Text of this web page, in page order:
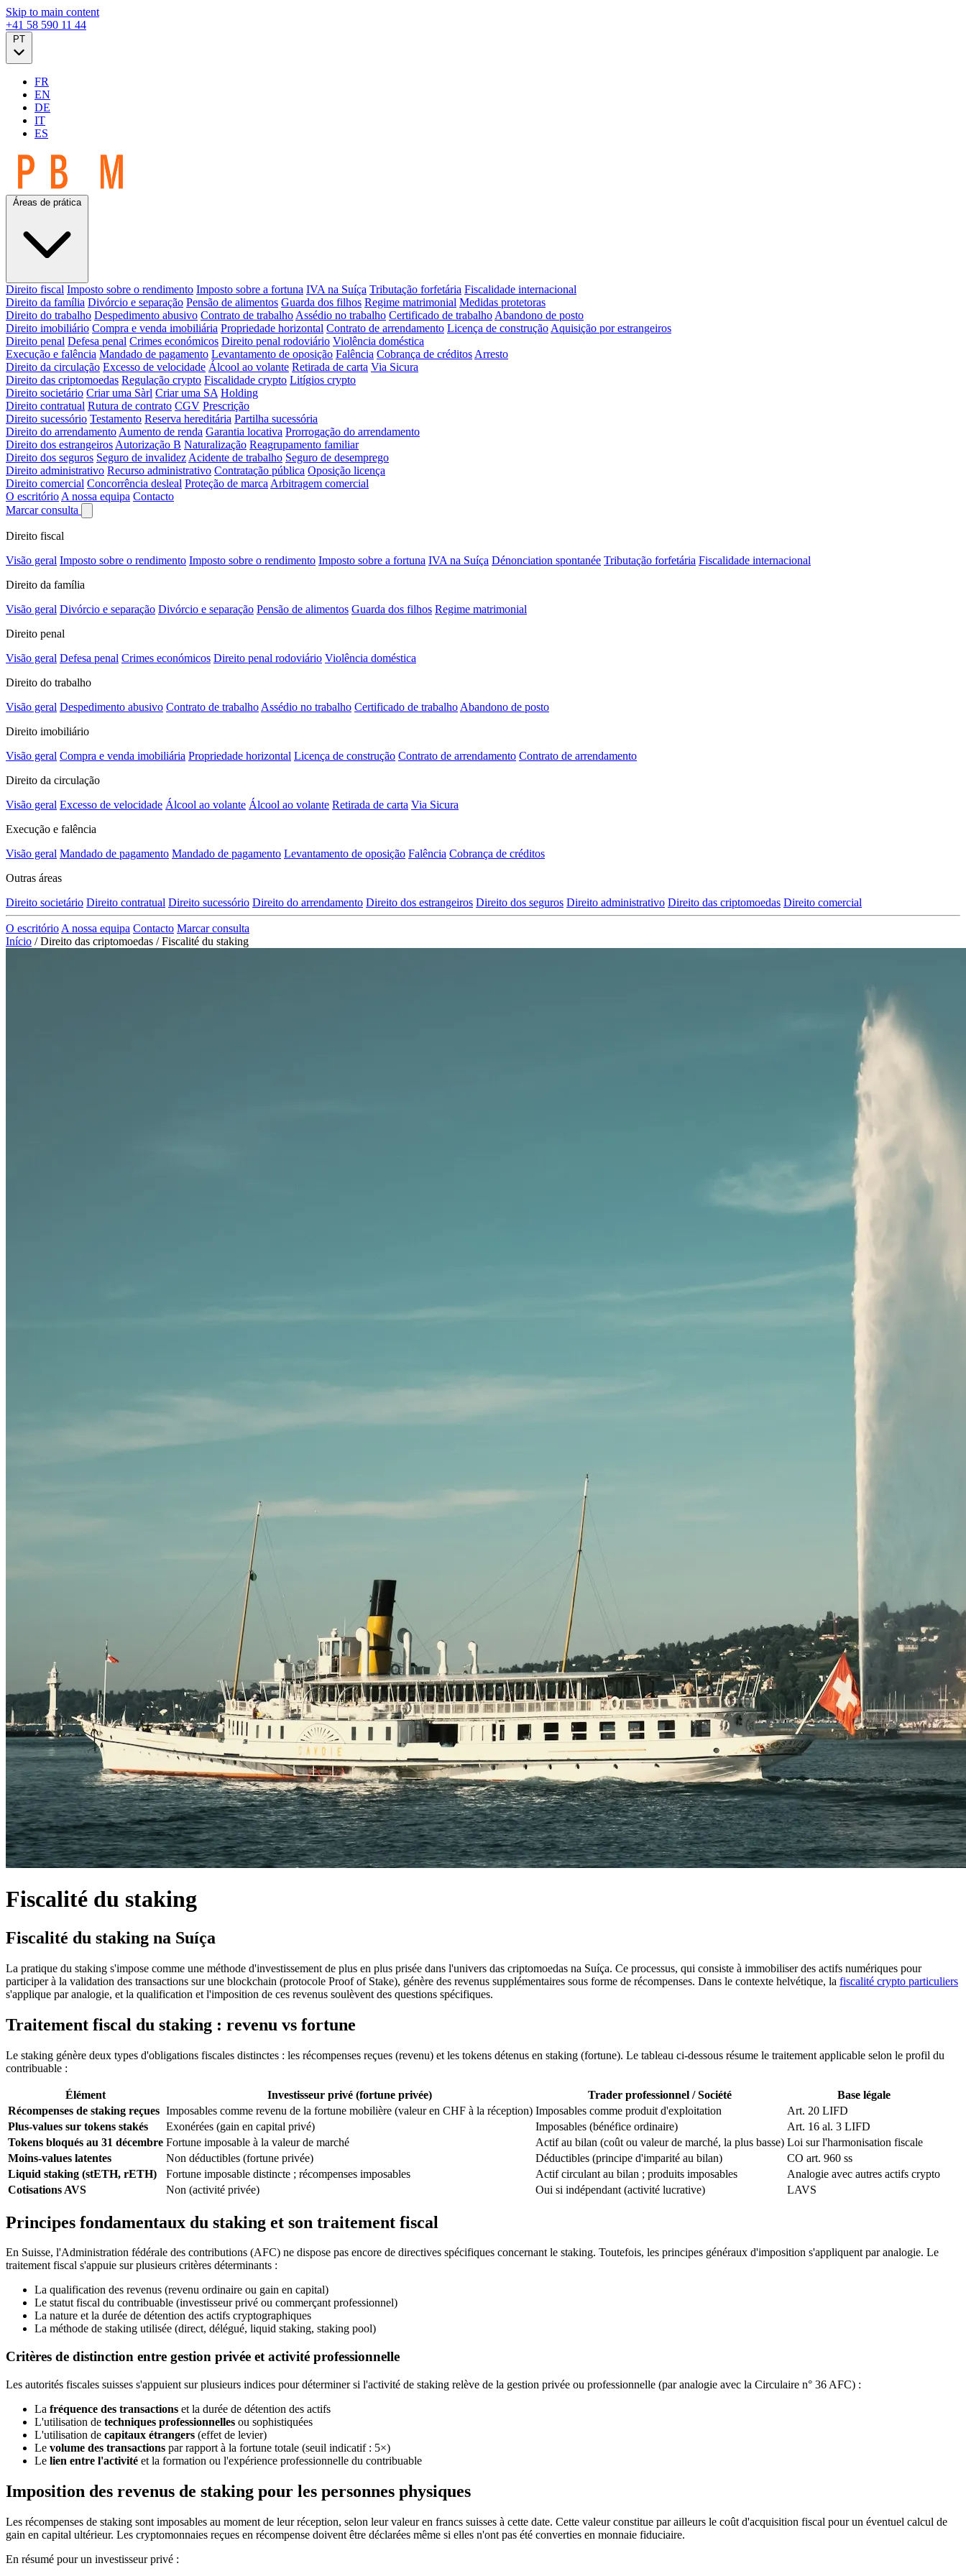
Skip to main content
+41 58 590 11 44
FR
EN
DE
IT
ES
Áreas de prática
Direito fiscal Imposto sobre o rendimento Imposto sobre a fortuna IVA na Suíça Tributação forfetária Fiscalidade internacional
Direito da família Divórcio e separação Pensão de alimentos Guarda dos filhos Regime matrimonial Medidas protetoras
Direito do trabalho Despedimento abusivo Contrato de trabalho Assédio no trabalho Certificado de trabalho Abandono de posto
Direito imobiliário Compra e venda imobiliária Propriedade horizontal Contrato de arrendamento Licença de construção Aquisição por estrangeiros
Direito penal Defesa penal Crimes económicos Direito penal rodoviário Violência doméstica
Execução e falência Mandado de pagamento Levantamento de oposição Falência Cobrança de créditos Arresto
Direito da circulação Excesso de velocidade Álcool ao volante Retirada de carta Via Sicura
Direito das criptomoedas Regulação crypto Fiscalidade crypto Litígios crypto
Direito societário Criar uma Sàrl Criar uma SA Holding
Direito contratual Rutura de contrato CGV Prescrição
Direito sucessório Testamento Reserva hereditária Partilha sucessória
Direito do arrendamento Aumento de renda Garantia locativa Prorrogação do arrendamento
Direito dos estrangeiros Autorização B Naturalização Reagrupamento familiar
Direito dos seguros Seguro de invalidez Acidente de trabalho Seguro de desemprego
Direito administrativo Recurso administrativo Contratação pública Oposição licença
Direito comercial Concorrência desleal Proteção de marca Arbitragem comercial
O escritório A nossa equipa Contacto
Marcar consulta
Direito fiscal
Visão geral Imposto sobre o rendimento Imposto sobre o rendimento Imposto sobre a fortuna IVA na Suíça Dénonciation spontanée Tributação forfetária Fiscalidade internacional
Direito da família
Visão geral Divórcio e separação Divórcio e separação Pensão de alimentos Guarda dos filhos Regime matrimonial
Direito penal
Visão geral Defesa penal Crimes económicos Direito penal rodoviário Violência doméstica
Direito do trabalho
Visão geral Despedimento abusivo Contrato de trabalho Assédio no trabalho Certificado de trabalho Abandono de posto
Direito imobiliário
Visão geral Compra e venda imobiliária Propriedade horizontal Licença de construção Contrato de arrendamento Contrato de arrendamento
Direito da circulação
Visão geral Excesso de velocidade Álcool ao volante Álcool ao volante Retirada de carta Via Sicura
Execução e falência
Visão geral Mandado de pagamento Mandado de pagamento Levantamento de oposição Falência Cobrança de créditos
Outras áreas
Direito societário Direito contratual Direito sucessório Direito do arrendamento Direito dos estrangeiros Direito dos seguros Direito administrativo Direito das criptomoedas Direito comercial
O escritório A nossa equipa Contacto Marcar consulta
Início / Direito das criptomoedas / Fiscalité du staking
Fiscalité du staking
Fiscalité du staking na Suíça
La pratique du staking s'impose comme une méthode d'investissement de plus en plus prisée dans l'univers das criptomoedas na Suíça. Ce processus, qui consiste à immobiliser des actifs numériques pour
participer à la validation des transactions sur une blockchain (protocole Proof of Stake), génère des revenus supplémentaires sous forme de récompenses. Dans le contexte helvétique, la fiscalité crypto particuliers
s'applique par analogie, et la qualification et l'imposition de ces revenus soulèvent des questions spécifiques.
Traitement fiscal du staking : revenu vs fortune
Le staking génère deux types d'obligations fiscales distinctes : les récompenses reçues (revenu) et les tokens détenus en staking (fortune). Le tableau ci-dessous résume le traitement applicable selon le profil du
contribuable :
Élément Investisseur privé (fortune privée) Trader professionnel / Société
Base légale
Récompenses de staking reçues Imposables comme revenu de la fortune mobilière (valeur en CHF à la réception) Imposables comme produit d'exploitation
Art. 20 LIFD
Plus-values sur tokens stakés
Exonérées (gain en capital privé) Imposables (bénéfice ordinaire)
Art. 16 al. 3 LIFD
Tokens bloqués au 31 décembre Fortune imposable à la valeur de marché Actif au bilan (coût ou valeur de marché, la plus basse) Loi sur l'harmonisation fiscale
Moins-values latentes
Non déductibles (fortune privée) Déductibles (principe d'imparité au bilan)
CO art. 960 ss
Liquid staking (stETH, rETH)
Fortune imposable distincte ; récompenses imposables Actif circulant au bilan ; produits imposables
Analogie avec autres actifs crypto
Cotisations AVS
Non (activité privée) Oui si indépendant (activité lucrative) LAVS
Principes fondamentaux du staking et son traitement fiscal
En Suisse, l'Administration fédérale des contributions (AFC) ne dispose pas encore de directives spécifiques concernant le staking. Toutefois, les principes généraux d'imposition s'appliquent par analogie. Le
traitement fiscal s'appuie sur plusieurs critères déterminants :
La qualification des revenus (revenu ordinaire ou gain en capital)
Le statut fiscal du contribuable (investisseur privé ou commerçant professionnel)
La nature et la durée de détention des actifs cryptographiques
La méthode de staking utilisée (direct, délégué, liquid staking, staking pool)
Critères de distinction entre gestion privée et activité professionnelle
Les autorités fiscales suisses s'appuient sur plusieurs indices pour déterminer si l'activité de staking relève de la gestion privée ou professionnelle (par analogie avec la Circulaire n° 36 AFC) :
La fréquence des transactions et la durée de détention des actifs
L'utilisation de techniques professionnelles ou sophistiquées
L'utilisation de capitaux étrangers (effet de levier)
Le volume des transactions par rapport à la fortune totale (seuil indicatif : 5×)
Le lien entre l'activité et la formation ou l'expérience professionnelle du contribuable
Imposition des revenus de staking pour les personnes physiques
Les récompenses de staking sont imposables au moment de leur réception, selon leur valeur en francs suisses à cette date. Cette valeur constitue par ailleurs le coût d'acquisition fiscal pour un éventuel calcul de
gain en capital ultérieur. Les cryptomonnaies reçues en récompense doivent être déclarées même si elles n'ont pas été converties en monnaie fiduciaire.
En résumé pour un investisseur privé :